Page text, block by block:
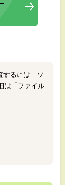
するには、ソ
は「ファイル